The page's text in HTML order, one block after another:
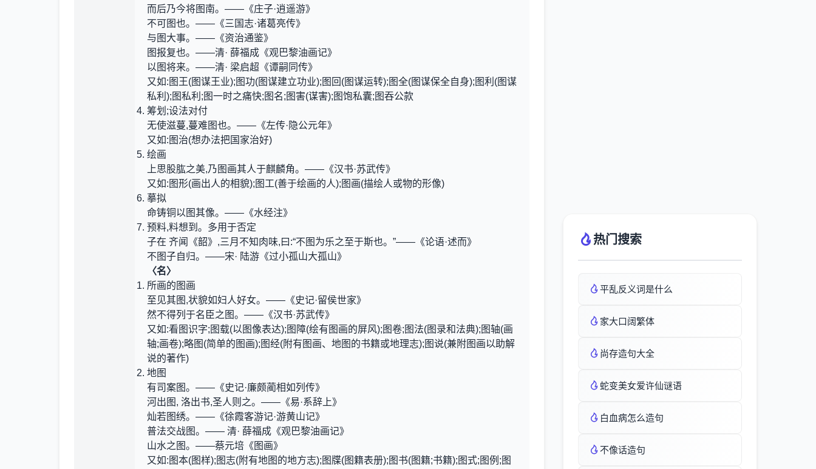
而后乃今将图南。——《庄子·逍遥游》
不可图也。——《三国志·诸葛亮传》
与图大事。——《资治通鉴》
图报复也。——清· 薛福成《观巴黎油画记》
以图将来。——清· 梁启超《谭嗣同传》
又如:图王(图谋王业);图功(图谋建立功业);图回(图谋运转);图全(图谋保全自身);图利(图谋
私利);图私利;图一时之痛快;图名;图害(谋害);图饱私囊;图吞公款
筹划;设法对付
无使滋蔓,蔓难图也。——《左传·隐公元年》
又如:图治(想办法把国家治好)
绘画
上思股肱之美,乃图画其人于麒麟角。——《汉书·苏武传》
又如:图形(画出人的相貌);图工(善于绘画的人);图画(描绘人或物的形像)
摹拟
命铸铜以图其像。——《水经注》
预料,料想到。多用于否定
子在 齐闻《韶》,三月不知肉味,曰:“不图为乐之至于斯也。”——《论语·述而》
不图子自归。——宋· 陆游《过小孤山大孤山》
〈名〉
所画的图画
至见其图,状貌如妇人好女。——《史记·留侯世家》
然不得列于名臣之图。——《汉书·苏武传》
又如:看图识字;图载(以图像表达);图障(绘有图画的屏风);图卷;图法(图录和法典);图轴(画
轴;画卷);略图(简单的图画);图经(附有图画、地图的书籍或地理志);图说(兼附图画以助解
说的著作)
地图
有司案图。——《史记·廉颇蔺相如列传》
河出图, 洛出书,圣人则之。——《易·系辞上》
灿若图绣。——《徐霞客游记·游黄山记》
普法交战图。—— 清· 薛福成《观巴黎油画记》
山水之图。——蔡元培《图画》
又如:图本(图样);图志(附有地图的地方志);图牒(图籍表册);图书(图籍;书籍);图式;图例;图
热门搜索
平乱反义词是什么
家大口阔繁体
尚存造句大全
蛇变美女爱许仙谜语
白血病怎么造句
不像话造句